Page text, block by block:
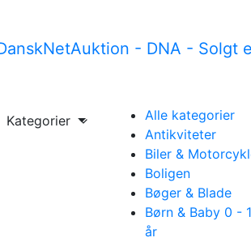
Kategorier
Alle kategorier
Antikviteter
Biler &
Boligen
Bøger & Blade
Børn & Baby 0 -
år